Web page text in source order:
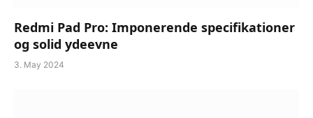
Redmi Pad Pro: Imponerende specifikationer
og solid ydeevne
3. May 2024